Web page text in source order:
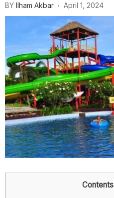
BY Ilham Akbar April 1, 2024
Contents